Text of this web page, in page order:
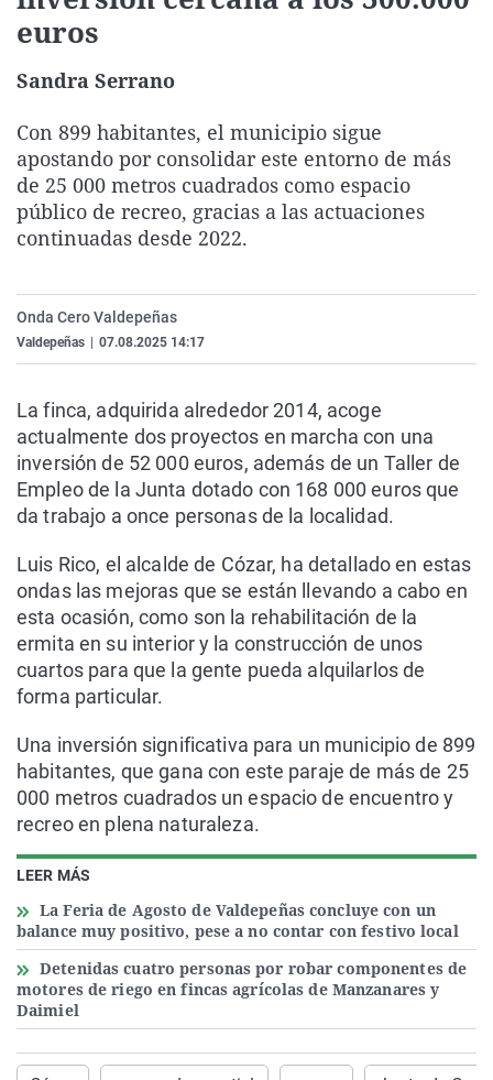
Operación Viuda
Navarra
País Vasco
euros
Sandra Serrano
Con 899 habitantes, el municipio sigue
apostando por consolidar este entorno de más
de 25 000 metros cuadrados como espacio
público de recreo, gracias a las actuaciones
continuadas desde 2022.
Onda Cero Valdepeñas
Valdepeñas 07.08.2025 14:17
LEER MÁS
La Feria de Agosto de Valdepeñas concluye con un
balance muy positivo, pese a no contar con festivo local
Detenidas cuatro personas por robar componentes de
motores de riego en fincas agrícolas de Manzanares y
Daimiel
La finca, adquirida alrededor 2014, acoge
actualmente dos proyectos en marcha con una
inversión de 52 000 euros, además de un Taller de
Empleo de la Junta dotado con 168 000 euros que
da trabajo a once personas de la localidad.
Luis Rico, el alcalde de Cózar, ha detallado en estas
ondas las mejoras que se están llevando a cabo en
esta ocasión, como son la rehabilitación de la
ermita en su interior y la construcción de unos
cuartos para que la gente pueda alquilarlos de
forma particular.
Una inversión significativa para un municipio de 899
habitantes, que gana con este paraje de más de 25
000 metros cuadrados un espacio de encuentro y
recreo en plena naturaleza.